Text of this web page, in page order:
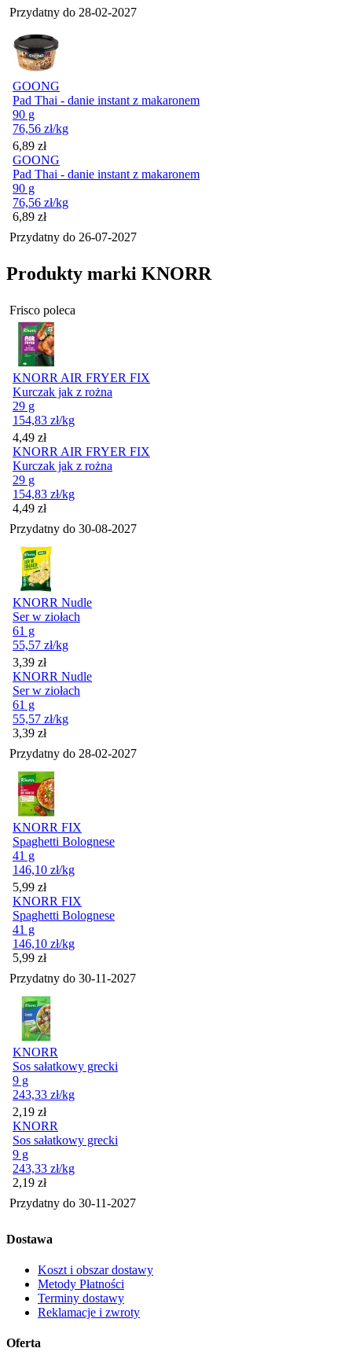
Przydatny do 28-02-2027
GOONG
Pad Thai - danie instant z makaronem
90 g
76,56 zł/kg
Cena
6,89 zł
GOONG
Pad Thai - danie instant z makaronem
90 g
76,56 zł/kg
Cena
6,89 zł
Przydatny do 26-07-2027
Produkty marki KNORR
Frisco poleca
KNORR AIR FRYER FIX
Kurczak jak z rożna
29 g
154,83 zł/kg
Cena
4,49 zł
KNORR AIR FRYER FIX
Kurczak jak z rożna
29 g
154,83 zł/kg
Cena
4,49 zł
Przydatny do 30-08-2027
KNORR Nudle
Ser w ziołach
61 g
55,57 zł/kg
Cena
3,39 zł
KNORR Nudle
Ser w ziołach
61 g
55,57 zł/kg
Cena
3,39 zł
Przydatny do 28-02-2027
KNORR FIX
Spaghetti Bolognese
41 g
146,10 zł/kg
Cena
5,99 zł
KNORR FIX
Spaghetti Bolognese
41 g
146,10 zł/kg
Cena
5,99 zł
Przydatny do 30-11-2027
KNORR
Sos sałatkowy grecki
9 g
243,33 zł/kg
Cena
2,19 zł
KNORR
Sos sałatkowy grecki
9 g
243,33 zł/kg
Cena
2,19 zł
Przydatny do 30-11-2027
Dostawa
Koszt i obszar dostawy
Metody Płatności
Terminy dostawy
Reklamacje i zwroty
Oferta